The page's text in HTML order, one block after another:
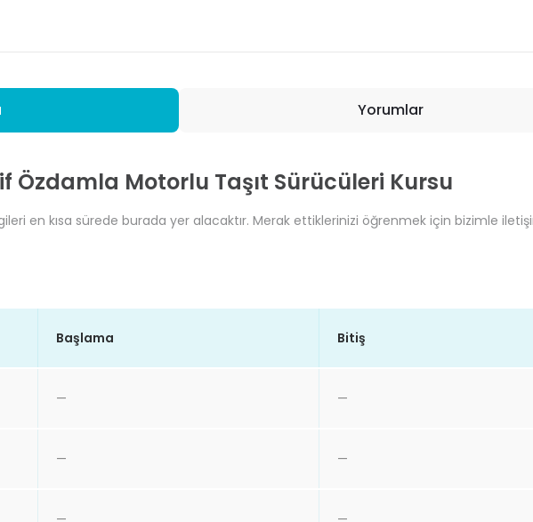
Yorumlar
Özdamla Motorlu Taşıt Sürücüleri Kursu
en kısa sürede burada yer alacaktır. Merak ettiklerinizi öğrenmek için bizimle
Başlama Bitiş
— —
— —